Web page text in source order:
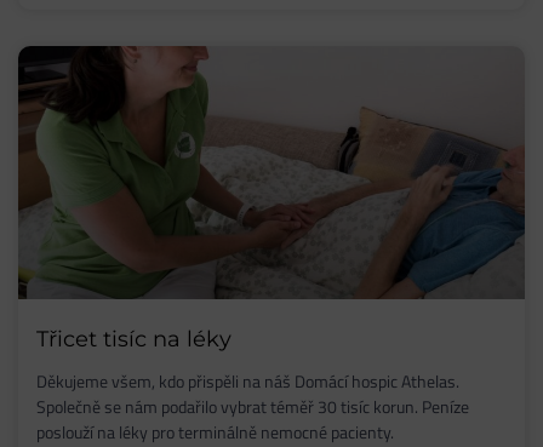
Třicet tisíc na léky
Děkujeme všem, kdo přispěli na náš Domácí hospic Athelas.
Společně se nám podařilo vybrat téměř 30 tisíc korun. Peníze
poslouží na léky pro terminálně nemocné pacienty.